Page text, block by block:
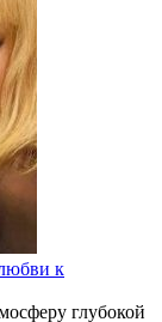
к
глубокой